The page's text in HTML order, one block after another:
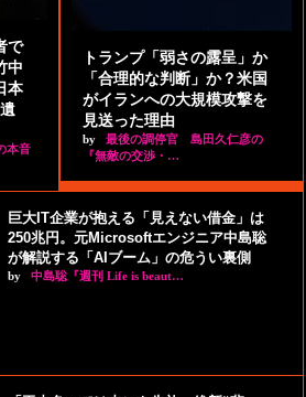
で
中
本
本音
トランプ「弱さの露呈」か
「合理的な判断」か？米国
がイランへの大規模攻撃を
見送った理由
by
最後の調停官 島田久仁彦の
『無敵の交渉・…
巨大IT企業が抱える「見えない借金」は
250兆円。元Microsoftエンジニア中島聡
が解説する「AIブーム」の危うい裏側
by 中島聡『週刊 Life is beaut…